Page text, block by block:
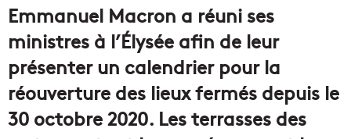
Emmanuel Macron a réuni ses
ministres à l’Élysée afin de leur
présenter un calendrier pour la
réouverture des lieux fermés depuis le
30 octobre 2020. Les terrasses des